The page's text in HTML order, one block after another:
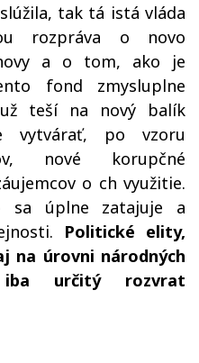
tak tá istá vláda
rozpráva o novo
a o tom, ako je
fond zmysluplne
teší na nový balík
vytvárať, po vzoru
nové korupčné
o ch využitie.
sa úplne zatajuje a
Politické elity,
na úrovni národných
určitý rozvrat